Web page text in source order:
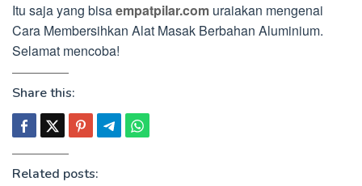
Itu saja yang bisaempatpilar.com uraiakan mengenai
Cara Membersihkan Alat Masak Berbahan Aluminium.
Selamat mencoba!
Share this:
Related posts: